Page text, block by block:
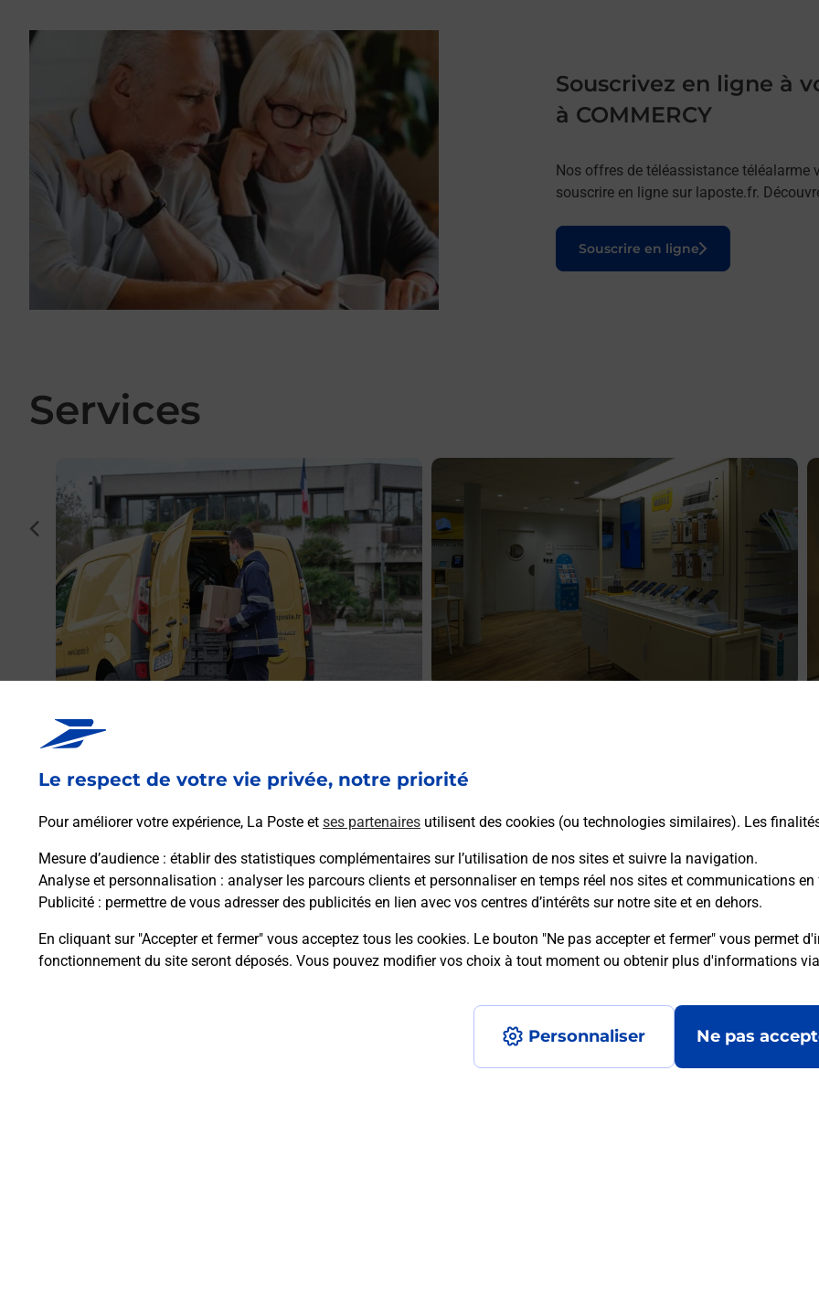
Le respect de votre vie privée, notre priorité
Pour améliorer votre expérience, La Poste et ses partenaires utilisent des cookies (ou technologies similaires). Les
Mesure d’audience : établir des statistiques complémentaires sur l’utilisation de nos sites et suivre la navigation.
Analyse et personnalisation : analyser les parcours clients et personnaliser en temps réel nos sites et communications
Publicité : permettre de vous adresser des publicités en lien avec vos centres d’intérêts sur notre site et en dehors.
En cliquant sur "Accepter et fermer" vous acceptez tous les cookies. Le bouton "Ne pas accepter et fermer" vous permet
fonctionnement du site seront déposés. Vous pouvez modifier vos choix à tout moment ou obtenir plus d'informations via
Personnaliser Ne pas
Souscrivez en ligne à
à COMMERCY
Nos offres de téléassistance téléalarme
souscrire en ligne sur laposte.fr.
Souscrire en ligne
Le lien s'ouvre dans un nouvel onglet
Services
La
Vous souhaitez envoyer un colis depuis : COMMERCY
(55200) ? Découvrez toutes les solutions proposées par
La Poste.
En savoir plus
vous ? Découvrez notre offre de téléphones iPhone Apple
dans vos bureaux de Poste à COMMERCY (55200) !
Questions fréquemment posées